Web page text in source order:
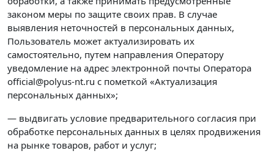
законом меры по защите своих прав. В случае
выявления неточностей в персональных данных,
Пользователь может актуализировать их
самостоятельно, путем направления Оператору
уведомление на адрес электронной почты Оператора
official@polyus-nt.ru с пометкой «Актуализация
персональных данных»;
— выдвигать условие предварительного согласия при
обработке персональных данных в целях продвижения
на рынке товаров, работ и услуг;